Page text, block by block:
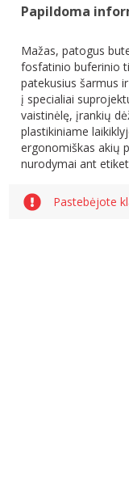
Papildoma
Mažas, patogus
fosfatinio buferinio
patekusius šarmus
į specialiai
vaistinėlę, įrankių
plastikiniame
ergonomiškas akių
nurodymai ant
Pastebėjote